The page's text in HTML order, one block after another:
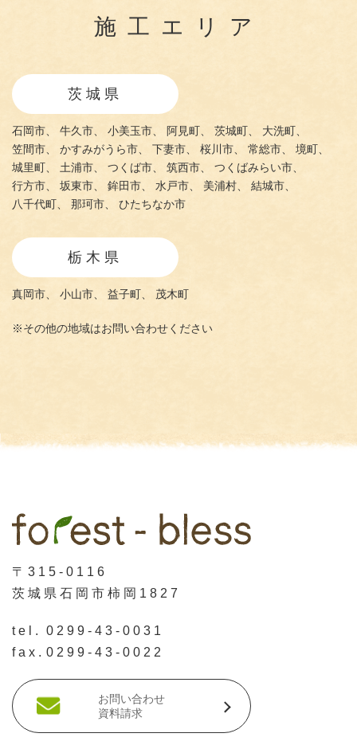
施工エリア
茨城県
石岡市、 牛久市、 小美玉市、 阿見町、 茨城町、
大洗町、
笠間市、
かすみがうら市、 下妻市、 桜川市、 常総市、
境町、
城里町、
土浦市、 つくば市、 筑西市、
つくばみらい市、
行方市、
坂東市、 鉾田市、 水戸市、 美浦村、
結城市、
八千代町、
那珂市、 ひたちなか市
栃木県
真岡市、 小山市、 益子町、 茂木町
※その他の地域はお問い合わせください
〒315-0116
茨城県石岡市柿岡1827
tel.
0299-43-0031
fax. 0299-43-0022
お問い合わせ
資料請求